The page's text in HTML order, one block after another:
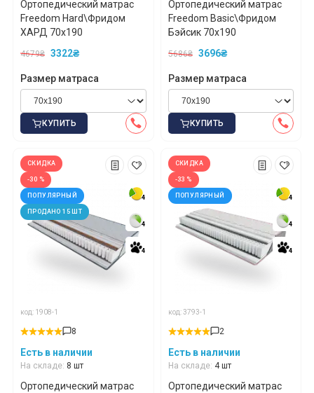
Ортопедический матрас
Freedom Hard\Фридом
ХАРД 70x190
4679₴ 3322₴
Размер матраса
КУПИТЬ
Ортопедический матрас
Freedom Basic\Фридом
Бэйсик 70x190
5686₴ 3696₴
Размер матраса
КУПИТЬ
4
4
4
СКИДКА
-30 %
ПОПУЛЯРНЫЙ
ПРОДАНО 15 ШТ
код: 1908-1
8
Есть в наличии
На складе: 8 шт
4
4
4
Ортопедический матрас
4
4
4
СКИДКА
-33 %
ПОПУЛЯРНЫЙ
код: 3793-1
2
Есть в наличии
На складе: 4 шт
4
4
4
Ортопедический матрас